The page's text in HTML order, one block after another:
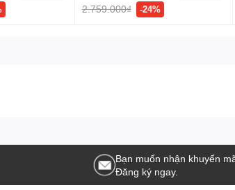
2.759.000₫ -24%
Bạn muốn nhận khuyến
Đăng ký ngay.